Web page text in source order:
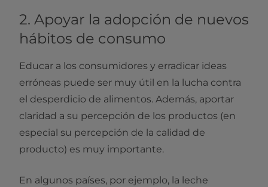
2. Apoyar la adopción de nuevos
hábitos de consumo
Educar a los consumidores y erradicar ideas
erróneas puede ser muy útil en la lucha contra
el desperdicio de alimentos. Además, aportar
claridad a su percepción de los productos (en
especial su percepción de la calidad de
producto) es muy importante.
En algunos países, por ejemplo, la leche